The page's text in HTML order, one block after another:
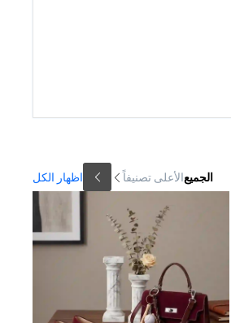
الجميعالأعلى تصنيفاً اظهار الكل